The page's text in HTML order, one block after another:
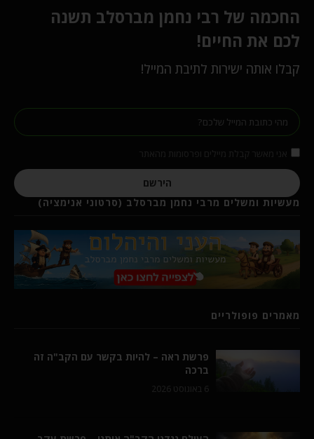
החכמה של רבי נחמן מברסלב תשנה
לכם את החיים!
קבלו אותה ישירות לתיבת המייל!
הירשם
מעשיות ומשלים מרבי נחמן מברסלב (סרטוני אנימציה)
מאמרים פופולריים
פרשת ראה – להיות בקשר עם הקב"ה זה
ברכה
6 באוגוסט 2026